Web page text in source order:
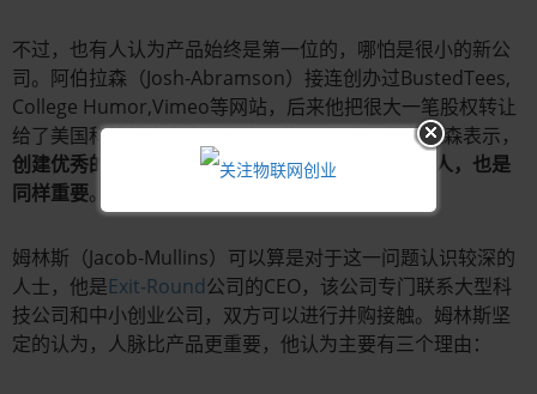
不过，也有人认为产品始终是第一位的，哪怕是很小的新公
司。阿伯拉森（Josh-Abramson）接连创办过BustedTees,
College Humor,Vimeo等网站，后来他把很大一笔股权转让
给了美国科技投资大亨迪勒旗下的IAC公司。阿伯拉森表示，
创建优秀的产品是最重要的事情，但是认识合适的人，也是
同样重要。
姆林斯（Jacob-Mullins）可以算是对于这一问题认识较深的
人士，他是Exit-Round公司的CEO，该公司专门联系大型科
技公司和中小创业公司，双方可以进行并购接触。姆林斯坚
定的认为，人脉比产品更重要，他认为主要有三个理由：